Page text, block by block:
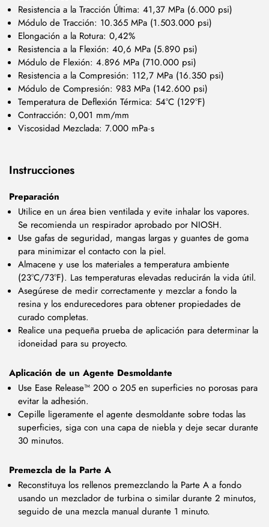
Resistencia a la Tracción Última: 41,37 MPa (6.000 psi)
Módulo de Tracción: 10.365 MPa (1.503.000 psi)
Elongación a la Rotura: 0,42%
Resistencia a la Flexión: 40,6 MPa (5.890 psi)
Módulo de Flexión: 4.896 MPa (710.000 psi)
Resistencia a la Compresión: 112,7 MPa (16.350 psi)
Módulo de Compresión: 983 MPa (142.600 psi)
Temperatura de Deflexión Térmica: 54°C (129°F)
Contracción: 0,001 mm/mm
Viscosidad Mezclada: 7.000 mPa·s
Instrucciones
Preparación
Utilice en un área bien ventilada y evite inhalar los vapores.
Se recomienda un respirador aprobado por NIOSH.
Use gafas de seguridad, mangas largas y guantes de goma
para minimizar el contacto con la piel.
Almacene y use los materiales a temperatura ambiente
(23°C/73°F). Las temperaturas elevadas reducirán la vida útil.
Asegúrese de medir correctamente y mezclar a fondo la
resina y los endurecedores para obtener propiedades de
curado completas.
Realice una pequeña prueba de aplicación para determinar la
idoneidad para su proyecto.
Aplicación de un Agente Desmoldante
Use Ease Release™ 200 o 205 en superficies no porosas para
evitar la adhesión.
Cepille ligeramente el agente desmoldante sobre todas las
superficies, siga con una capa de niebla y deje secar durante
30 minutos.
Premezcla de la Parte A
Reconstituya los rellenos premezclando la Parte A a fondo
usando un mezclador de turbina o similar durante 2 minutos,
seguido de una mezcla manual durante 1 minuto.